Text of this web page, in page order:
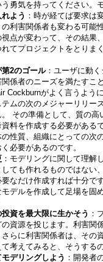
勇気を持ってください。
よう ：時が経てば要求は
利害関係者も変わる可能
点が変わって、その結果
てプロジェクトをとりま
2のゴール：ユーザに動
関係者のニーズを満たすこ
Cockburnがよく言うよう
ムの次のメジャーリリー
その準備として、質の
資料を作成する必要がある
の性質、組織にとっての次
必要があるのです。
：モデリングに関して理解
ても作れるものではない
なだけ作成すれば十分で
デルを作成して足場を固
資を最大限に生かそう ：
資源を投じます。利害関
らに利害関係者は、その
考えてみると、そうする
デリングしよう ：開発者